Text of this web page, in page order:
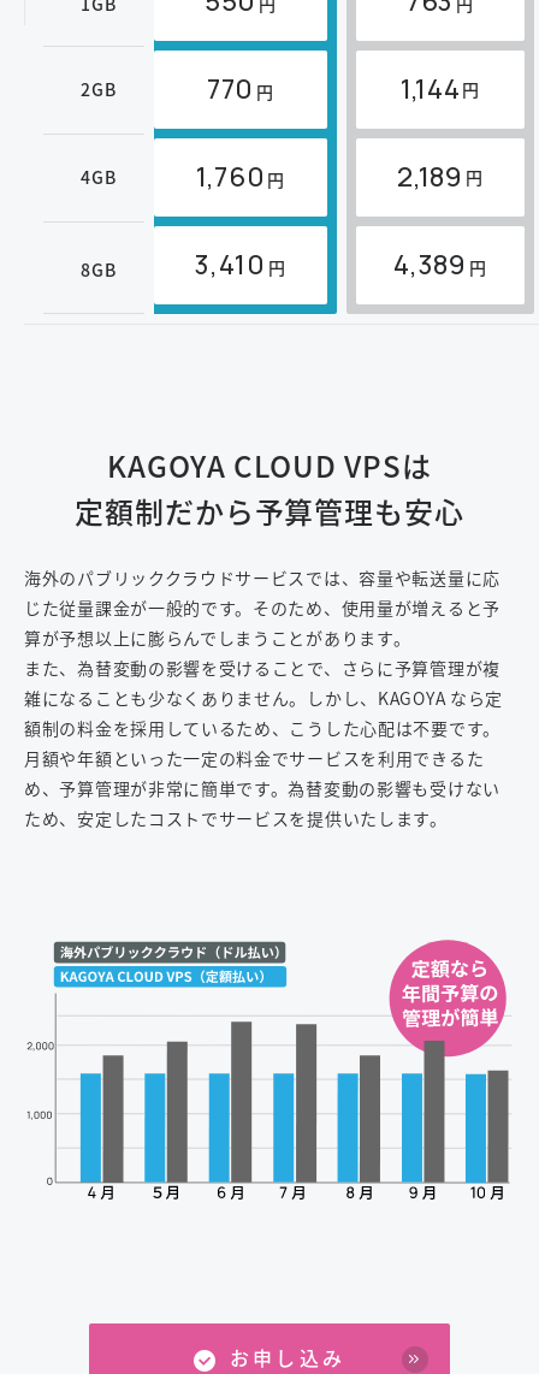
2GB 770 円 1,144 円
4GB 1,760 円 2,189 円
8GB 3,410 円 4,389 円
KAGOYA CLOUD VPSは
定額制だから予算管理も安心
海外のパブリッククラウドサービスでは、容量や転送量に応
じた従量課金が一般的です。そのため、使用量が増えると予
算が予想以上に膨らんでしまうことがあります。
また、為替変動の影響を受けることで、さらに予算管理が複
雑になることも少なくありません。しかし、KAGOYA なら定
額制の料金を採用しているため、こうした心配は不要です。
月額や年額といった一定の料金でサービスを利用できるた
め、予算管理が非常に簡単です。為替変動の影響も受けない
ため、安定したコストでサービスを提供いたします。
お申し込み